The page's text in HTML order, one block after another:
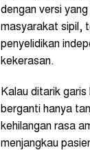
dengan versi
masyarakat sipil,
penyelidikan
kekerasan.
Kalau ditarik
berganti hanya
kehilangan rasa
menjangkau